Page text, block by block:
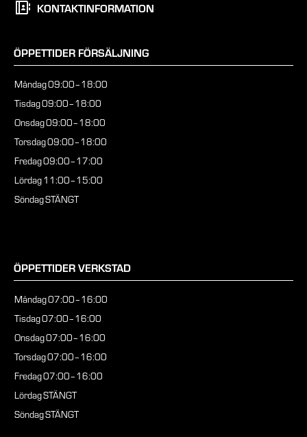
KONTAKTINFORMATION
ÖPPETTIDER FÖRSÄLJNING
Måndag09:00–18:00
Tisdag09:00–18:00
Onsdag09:00–18:00
Torsdag09:00–18:00
Fredag09:00–17:00
Lördag11:00–15:00
SöndagSTÄNGT
ÖPPETTIDER VERKSTAD
Måndag07:00–16:00
Tisdag07:00–16:00
Onsdag07:00–16:00
Torsdag07:00–16:00
Fredag07:00–16:00
LördagSTÄNGT
SöndagSTÄNGT